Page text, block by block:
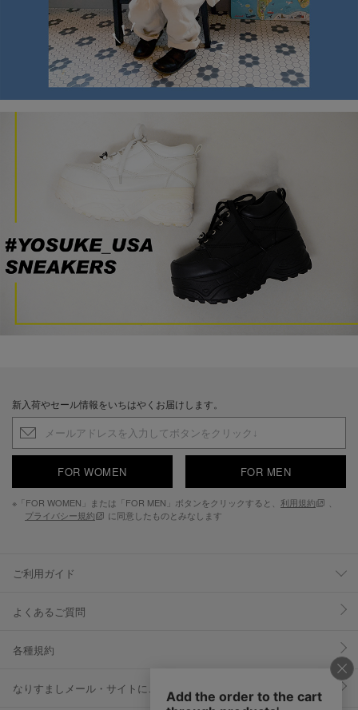
新入荷やセール情報をいちはやくお届けします。
FOR WOMEN FOR MEN
※「FOR WOMEN」または「FOR MEN」ボタンをクリックすると、 利用規約
プライバシー規約
に同意したものとみなします
ご利用ガイド
よくあるご質問
各種規約
なりすましメール・サイトにご注意ください